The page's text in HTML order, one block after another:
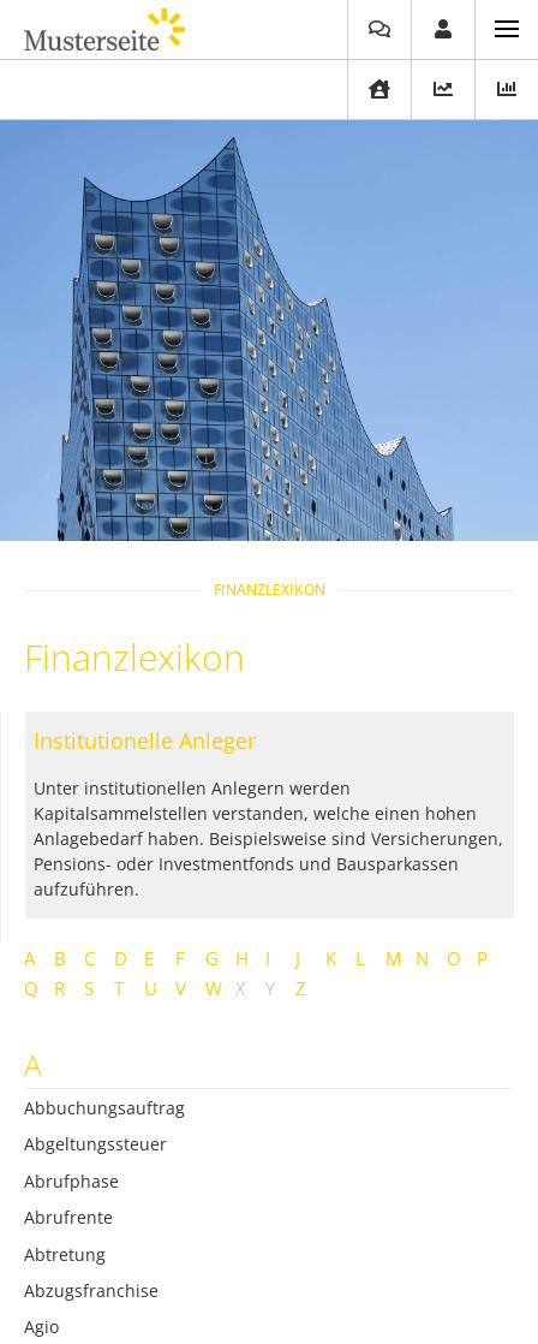
FINANZLEXIKON
Finanzlexikon
A B C D E F G H I J K L M N O
P
Q
R S T U V W X Y Z
A
Abbuchungsauftrag
Abgeltungssteuer
Abrufphase
Abrufrente
Abtretung
Abzugsfranchise
Agio
Institutionelle Anleger
Unter institutionellen Anlegern werden
Kapitalsammelstellen verstanden, welche einen hohen
Anlagebedarf haben. Beispielsweise sind Versicherungen,
Pensions- oder Investmentfonds und Bausparkassen
aufzuführen.